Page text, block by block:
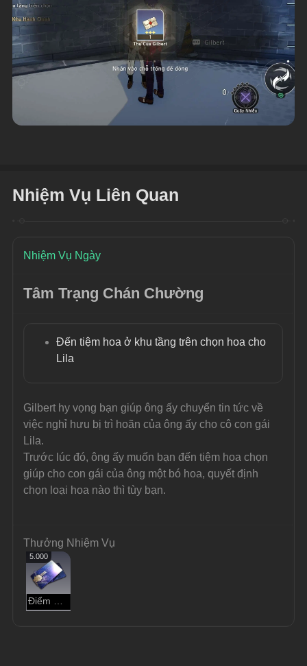
Nhiệm Vụ Liên Quan
Nhiệm Vụ Ngày
Tâm Trạng Chán Chường
Đến tiệm hoa ở khu tầng trên chọn hoa cho
Lila
Gilbert hy vọng bạn giúp ông ấy chuyển tin tức về
việc nghỉ hưu bị trì hoãn của ông ấy cho cô con gái
Lila.
Trước lúc đó, ông ấy muốn bạn đến tiệm hoa chọn
giúp cho con gái của ông một bó hoa, quyết định
chọn loại hoa nào thì tùy bạn.
Thưởng Nhiệm Vụ
5.000
Điểm Tín Dụng